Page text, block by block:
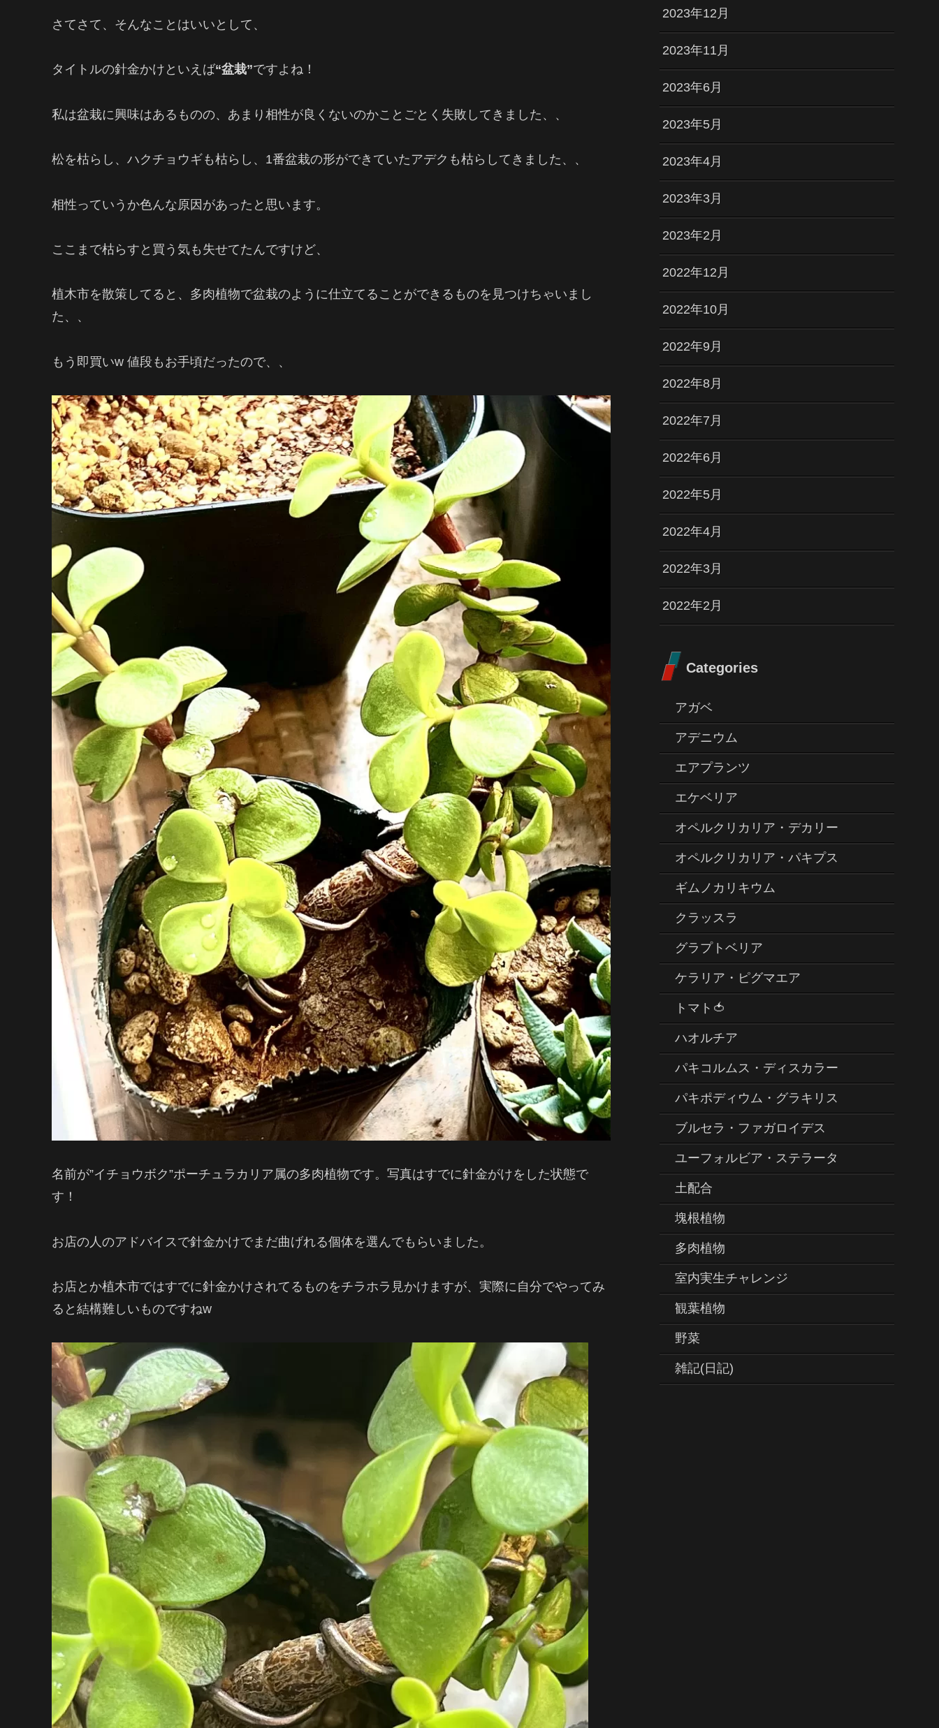
さてさて、そんなことはいいとして、
タイトルの針金かけといえば“盆栽”ですよね！
私は盆栽に興味はあるものの、あまり相性が良くないのかことごとく失敗してきました、、
松を枯らし、ハクチョウギも枯らし、1番盆栽の形ができていたアデクも枯らしてきました、、
相性っていうか色んな原因があったと思います。
ここまで枯らすと買う気も失せてたんですけど、
植木市を散策してると、多肉植物で盆栽のように仕立てることができるものを見つけちゃいまし
た、、
もう即買いw 値段もお手頃だったので、、
名前が”イチョウボク”ポーチュラカリア属の多肉植物です。写真はすでに針金がけをした状態で
す！
お店の人のアドバイスで針金かけでまだ曲げれる個体を選んでもらいました。
お店とか植木市ではすでに針金かけされてるものをチラホラ見かけますが、実際に自分でやってみ
ると結構難しいものですねw
2023年12月
2023年11月
2023年6月
2023年5月
2023年4月
2023年3月
2023年2月
2022年12月
2022年10月
2022年9月
2022年8月
2022年7月
2022年6月
2022年5月
2022年4月
2022年3月
2022年2月
Categories
アガベ
アデニウム
エアプランツ
エケベリア
オペルクリカリア・デカリー
オペルクリカリア・パキプス
ギムノカリキウム
クラッスラ
グラプトベリア
ケラリア・ピグマエア
トマト🍅
ハオルチア
パキコルムス・ディスカラー
パキポディウム・グラキリス
ブルセラ・ファガロイデス
ユーフォルビア・ステラータ
土配合
塊根植物
多肉植物
室内実生チャレンジ
観葉植物
野菜
雑記(日記)